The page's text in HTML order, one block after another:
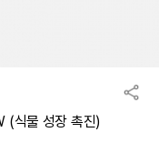
(식물 성장 촉진)